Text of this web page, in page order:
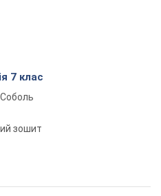
7 клас
Соболь
зошит